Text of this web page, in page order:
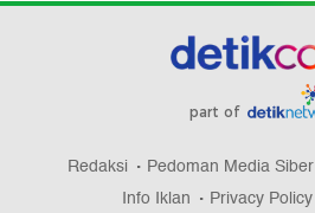
part of
Redaksi Pedoman Media Siber
Info Iklan
Privacy Policy